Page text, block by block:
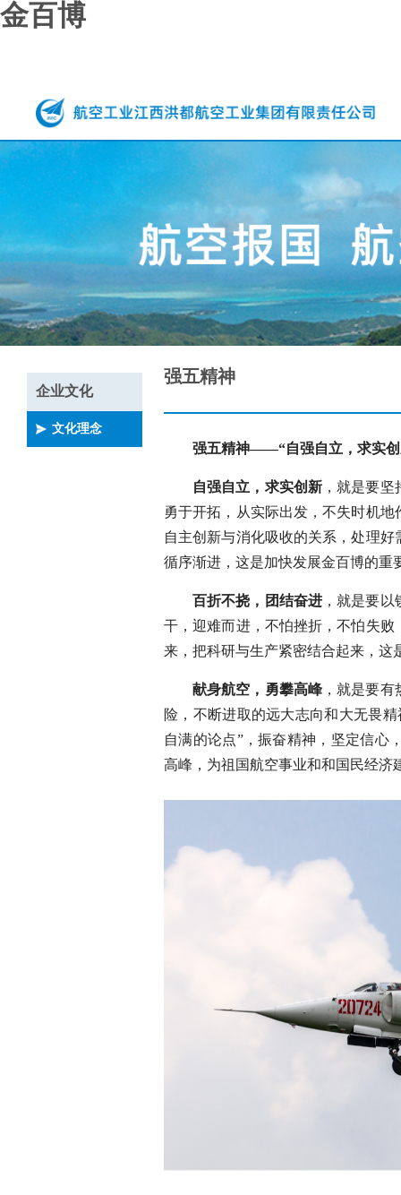
金百博
企业文化
文化理念
强五精神
强五精神——“自强自立，求实创
自强自立，求实创新 ，就是要
勇于开拓，从实际出发，不失时机
自主创新与消化吸收的关系，处理
循序渐进，这是加快发展金百博的重
百折不挠，团结奋进 ，就是要
干，迎难而进，不怕挫折，不怕失
来，把科研与生产紧密结合起来，这
献身航空，勇攀高峰 ，就是要
险，不断进取的远大志向和大无畏
自满的论点”，振奋精神，坚定信心
高峰，为祖国航空事业和和国民经济